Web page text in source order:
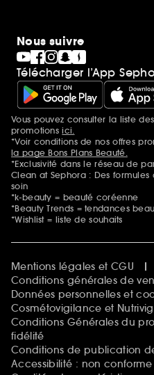
Nous suivre
Télécharger l’App
Mentions additionnelles
Vous pouvez consulter la liste
promotionsici.
*Voir conditions de nos offres
la page Bons Plans Beauté.
*Exclusivité dans le réseau de
Clean at Sephora : Des
soin
*k-beauty = beauté coréenne
*Beauty Trends = tendances
*Wishlist = liste de souhaits
Mentions légales et CGU
Conditions générales de
Données personnelles et
Cosmétovigilance et
Conditions Générales du
fidélité
Conditions de publication
Accessibilité : non conforme